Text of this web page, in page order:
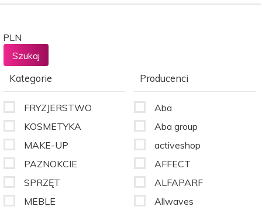
PLN
Kategorie
FRYZJERSTWO
KOSMETYKA
MAKE-UP
PAZNOKCIE
SPRZĘT
MEBLE
Producenci
Aba
Aba group
activeshop
AFFECT
ALFAPARF
Allwaves